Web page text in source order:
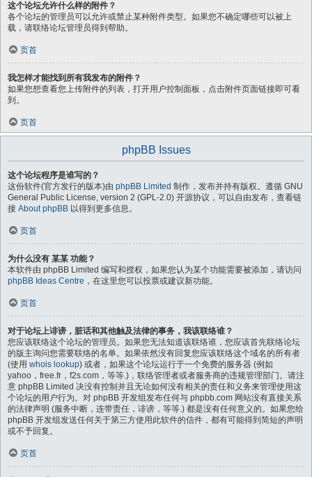
这个论坛允许什么样的附件？
各个论坛的管理员可以允许或禁止某种附件类型。如果您不确定哪些可以被上
载，请联络论坛管理员得到帮助。
页首
我怎样才能找到所有我发布的附件？
如果您想查看您上传附件的列表，打开用户控制面板，点击附件页面链接即可看
到。
页首
phpBB Issues
这个论坛程序是谁写的？
这份软件(官方发行的版本)由 phpBB Limited 制作，发布并持有版权。遵循 GNU
General Public License, version 2 (GPL-2.0) 开源协议，可以自由发布，查看链
接 About phpBB 以得到更多信息。
页首
为什么没有 某某 功能？
本软件由 phpBB Limited 编写和授权，如果您认为某个功能需要被添加，请访问
phpBB Ideas Centre ，在这里您可以投票或建议新功能。
页首
对于论坛上诽谤，脏话和其他触及法律的事务，我该联络谁？
您应该联络这个论坛的管理员。如果您无法知道该联络谁，您应该首先联络论坛
的版主询问您需要联络的名单。如果依然没有回复您应该联络这个域名的所有者
(使用 whois lookup) 或者，如果这个论坛运行于一个免费的服务器 (例如
yahoo，free.fr，f2s.com，等等.)，联络管理者或者服务商的违规管理部门。请注
意 phpBB Limited 决没有控制并且无论如何没有相关的责任和义务来管理使用这
个论坛的用户行为。对 phpBB 开发组发布任何与 phpbb.com 网站没有直接关系
的法律声明 (服务中断，连带责任，诽谤，等等.) 都是没有任何意义的。如果您给
phpBB 开发组发送任何关于第三方使用此软件的信件，都有可能得到简短的声明
或不予回复。
页首